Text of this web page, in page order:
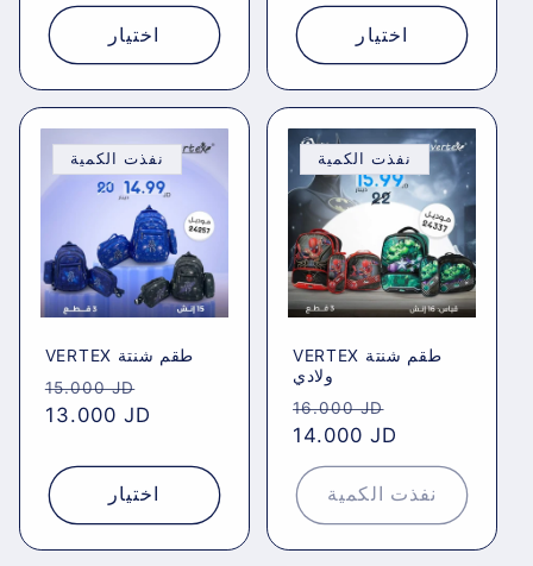
اختيار اختيار
نفذت الكمية
VERTEX طقم شنتة
Regular
price
15.000 JD
price
13.000 JD
اختيار
نفذت الكمية
VERTEX طقم شنتة
ولادي
Regular
price
16.000 JD
14.000 JD
نفذت الكمية